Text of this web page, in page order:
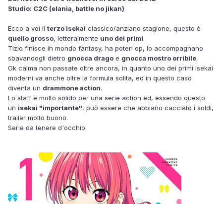
Studio: C2C (elania, battle no jikan)
Ecco a voi il terzo isekai classico/anziano stagione, questo è
quello grosso, letteralmente uno dei primi.
Tizio finisce in mondo fantasy, ha poteri op, lo accompagnano
sbavandogli dietro gnocca drago e gnocca mostro orribile.
Ok calma non passate oltre ancora, in quanto uno dei primi isekai
moderni va anche oltre la formula solita, ed in questo caso
diventa un drammone action.
Lo staff è molto solido per una serie action ed, essendo questo
un isekai "importante", può essere che abbiano cacciato i soldi,
trailer molto buono.
Serie da tenere d'occhio.